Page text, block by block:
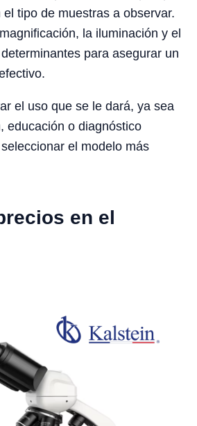
tipo de muestras a observar.
la iluminación y el
para asegurar un
el uso que se le dará, ya sea
educación o diagnóstico
el modelo más
en el